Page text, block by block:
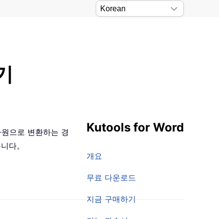
Kutools for Word
개요
무료 다운로드
지금 구매하기
으로 변환하는 경
다。